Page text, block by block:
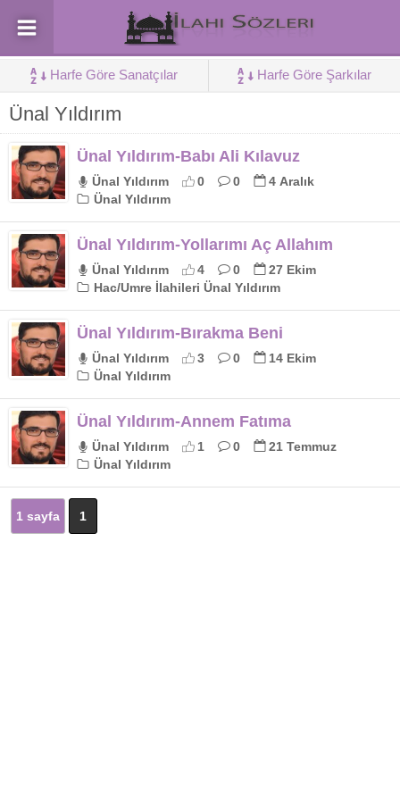
Harfe Göre Sanatçılar Harfe Göre Şarkılar
Ünal Yıldırım
Ünal Yıldırım-Babı Ali Kılavuz
Ünal Yıldırım 0 0
4 Aralık
Ünal Yıldırım
Ünal Yıldırım-Yollarımı Aç Allahım
Ünal Yıldırım 4 0
27 Ekim
Hac/Umre İlahileri Ünal Yıldırım
Ünal Yıldırım-Bırakma Beni
Ünal Yıldırım 3 0
14 Ekim
Ünal Yıldırım
Ünal Yıldırım-Annem Fatıma
Ünal Yıldırım 1 0
21 Temmuz
Ünal Yıldırım
1 sayfa 1